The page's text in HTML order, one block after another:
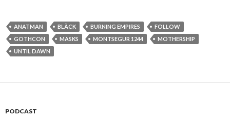
ANATMAN BLÄCK BURNING EMPIRES
FOLLOW
GOTHCON
MASKS MONTSEGUR 1244
MOTHERSHIP
UNTIL DAWN
PODCAST